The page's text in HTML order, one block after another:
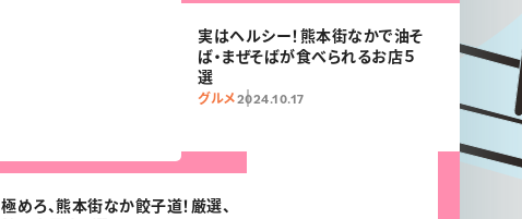
実はヘルシー！熊本街なかで油そ
ば・まぜそばが食べられるお店５
選
グルメ2024.10.17
極めろ、熊本街なか餃子道！厳選、